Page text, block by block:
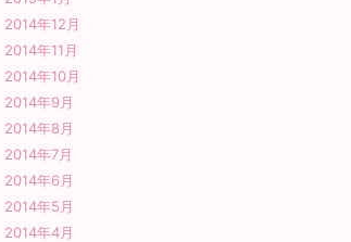
2014年12月
2014年11月
2014年10月
2014年9月
2014年8月
2014年7月
2014年6月
2014年5月
2014年4月